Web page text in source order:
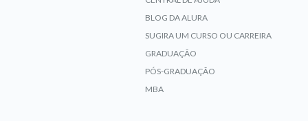
BLOG DA ALURA
SUGIRA UM CURSO OU CARREIRA
GRADUAÇÃO
PÓS-GRADUAÇÃO
MBA